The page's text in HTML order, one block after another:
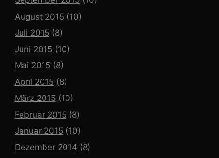
August 2015 (10)
Juli 2015 (8)
Juni 2015 (10)
Mai 2015 (8)
April 2015 (8)
März 2015 (10)
Februar 2015 (8)
Januar 2015 (10)
Dezember 2014 (8)